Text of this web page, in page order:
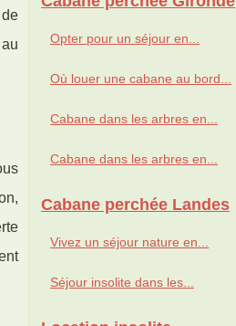
Opter pour un séjour en...
Où louer une cabane au bord...
Cabane dans les arbres en...
Cabane dans les arbres en...
Cabane perchée Landes
Vivez un séjour nature en...
Séjour insolite dans les...